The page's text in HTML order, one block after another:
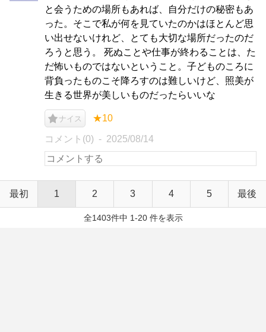
と会うための場所もあれば、自分だけの秘密もあ
った。そこで私が何を見ていたのかはほとんど思
い出せないけれど、とても大切な場所だったのだ
ろうと思う。 死ぬことや仕事が終わることは、た
だ怖いものではないということ。子どものころに
背負ったものこそ降ろすのは難しいけど、照美が
生きる世界が美しいものだったらいいな
ナイス ★10
コメント(0) 2025/08/14
最初 1 2 3 4 5 最後
全1403件中 1-20 件を表示